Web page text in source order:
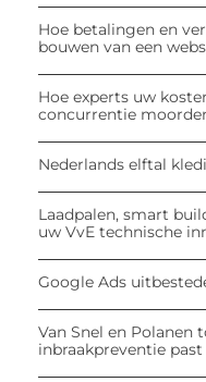
Hoe betalingen en
bouwen van een
Hoe experts uw
concurrentie
Nederlands elftal
Laadpalen, smart
uw VvE technische
Google Ads
Van Snel en Polanen
inbraakpreventie